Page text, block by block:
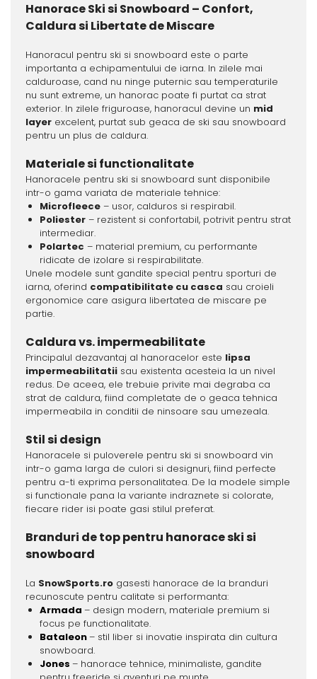
Hanorace Ski si Snowboard – Confort,
Caldura si Libertate de Miscare
Hanoracul pentru ski si snowboard este o parte
importanta a echipamentului de iarna. In zilele mai
calduroase, cand nu ninge puternic sau temperaturile
nu sunt extreme, un hanorac poate fi purtat ca strat
exterior. In zilele friguroase, hanoracul devine un mid
layerexcelent, purtat sub geaca de ski sau snowboard
pentru un plus de caldura.
Materiale si functionalitate
Hanoracele pentru ski si snowboard sunt disponibile
intr-o gama variata de materiale tehnice:
Microfleece– usor, calduros si respirabil.
Poliester– rezistent si confortabil, potrivit pentru strat
intermediar.
Polartec – material premium, cu performante
ridicate de izolare si respirabilitate.
Unele modele sunt gandite special pentru sporturi de
iarna, oferind compatibilitate cu casca sau croieli
ergonomice care asigura libertatea de miscare pe
partie.
Caldura vs. impermeabilitate
Principalul dezavantaj al hanoracelor este lipsa
impermeabilitatiisau existenta acesteia la un nivel
redus. De aceea, ele trebuie privite mai degraba ca
strat de caldura, fiind completate de o geaca tehnica
impermeabila in conditii de ninsoare sau umezeala.
Stil si design
Hanoracele si puloverele pentru ski si snowboard vin
intr-o gama larga de culori si designuri, fiind perfecte
pentru a-ti exprima personalitatea. De la modele simple
si functionale pana la variante indraznete si colorate,
fiecare rider isi poate gasi stilul preferat.
Branduri de top pentru hanorace ski si
snowboard
La SnowSports.rogasesti hanorace de la branduri
recunoscute pentru calitate si performanta:
Armada – design modern, materiale premium si
focus pe functionalitate.
Bataleon– stil liber si inovatie inspirata din cultura
snowboard.
Jones – hanorace tehnice, minimaliste, gandite